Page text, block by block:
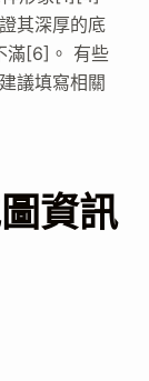
其深厚的底
滿[6]。 有些
議填寫相關
資訊